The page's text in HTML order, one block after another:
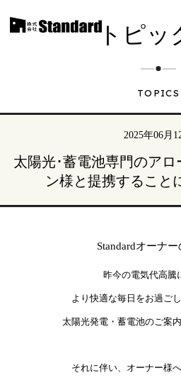
トピッ
TOPICS
2025年06月
太陽光･蓄電池専門のアロ
ン様と提携すること
Standardオーナ
昨今の電気代⾼騰
より快適な毎日をお過ご
太陽光発電・蓄電池のご案
それに伴い、オーナー様